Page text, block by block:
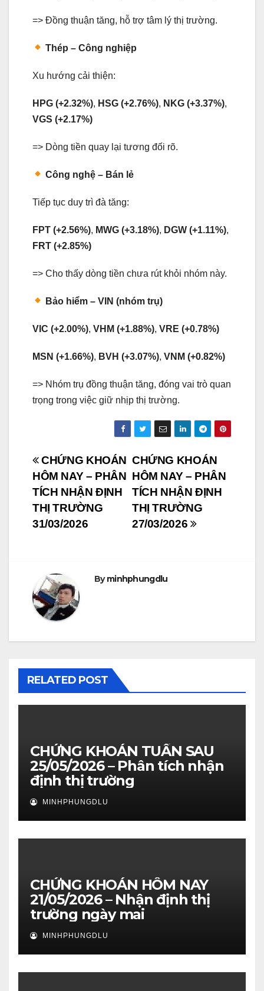
=> Đồng thuận tăng, hỗ trợ tâm lý thị trường.
Thép – Công nghiệp
Xu hướng cải thiện:
HPG (+2.32%), HSG (+2.76%), NKG (+3.37%),
VGS (+2.17%)
=> Dòng tiền quay lại tương đối rõ.
Công nghệ – Bán lẻ
Tiếp tục duy trì đà tăng:
FPT (+2.56%), MWG (+3.18%), DGW (+1.11%),
FRT (+2.85%)
=> Cho thấy dòng tiền chưa rút khỏi nhóm này.
Bảo hiểm – VIN (nhóm trụ)
VIC (+2.00%), VHM (+1.88%), VRE (+0.78%)
MSN (+1.66%), BVH (+3.07%), VNM (+0.82%)
=> Nhóm trụ đồng thuận tăng, đóng vai trò quan
trọng trong việc giữ nhịp thị trường.
Post
navigation
CHỨNG KHOÁN
HÔM NAY – PHÂN
TÍCH NHẬN ĐỊNH
THỊ TRƯỜNG
27/03/2026
CHỨNG KHOÁN
HÔM NAY – PHÂN
TÍCH NHẬN ĐỊNH
THỊ TRƯỜNG
31/03/2026
Byminhphungdlu
RELATED POST
CHỨNG KHOÁN TUẦN SAU
25/05/2026 – Phân tích nhận
định thị trường
MINHPHUNGDLU
CHỨNG KHOÁN HÔM NAY
21/05/2026 – Nhận định thị
trường ngày mai
MINHPHUNGDLU